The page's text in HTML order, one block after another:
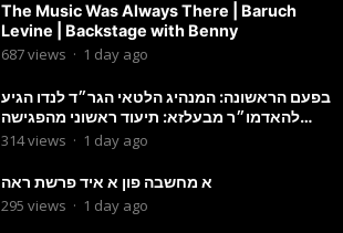
The Music Was Always There | Baruch
Levine | Backstage with Benny
687views · 1 day ago
בפעם הראשונה: המנהיג הלטאי הגר״ד לנדו הגיע
להאדמו״ר מבעלזא: תיעוד ראשוני מהפגישה
הנדירה
314views · 1 day ago
א מחשבה פון א איד פרשת ראה
295 views · 1 day ago